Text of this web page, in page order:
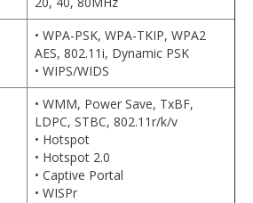
• WPA-PSK, WPA-TKIP, WPA2
AES, 802.11i, Dynamic PSK
• WIPS/WIDS
• WMM, Power Save, TxBF,
LDPC, STBC, 802.11r/k/v
• Hotspot
• Hotspot 2.0
• Captive Portal
• WISPr